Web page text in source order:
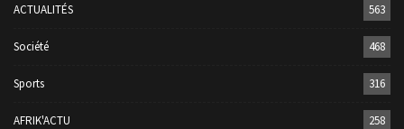
ACTUALITÉS 563
Société 468
Sports 316
AFRIK'ACTU 258